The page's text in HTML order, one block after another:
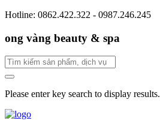
Hotline: 0862.422.322 - 0987.246.245
ong vàng beauty & spa
Please enter key search to display results.